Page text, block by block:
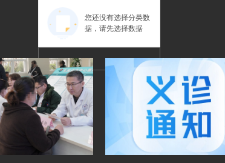
您还没有选择分类数
据，请先选择数据